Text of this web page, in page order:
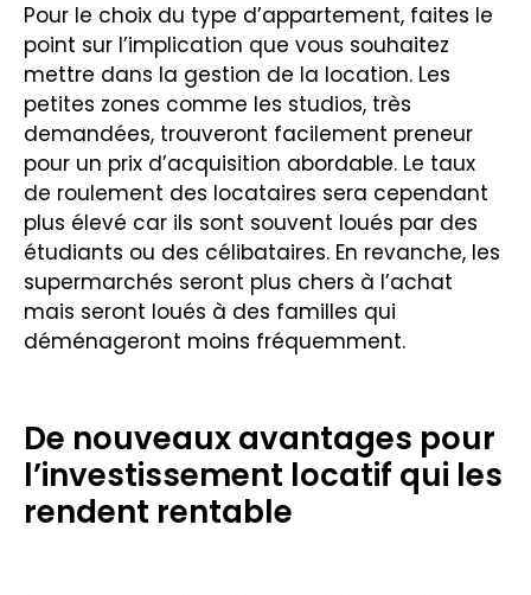
Pour le choix du type d’appartement, faites le
point sur l’implication que vous souhaitez
mettre dans la gestion de la location. Les
petites zones comme les studios, très
demandées, trouveront facilement preneur
pour un prix d’acquisition abordable. Le taux
de roulement des locataires sera cependant
plus élevé car ils sont souvent loués par des
étudiants ou des célibataires. En revanche, les
supermarchés seront plus chers à l’achat
mais seront loués à des familles qui
déménageront moins fréquemment.
De nouveaux avantages pour
l’investissement locatif qui les
rendent rentable